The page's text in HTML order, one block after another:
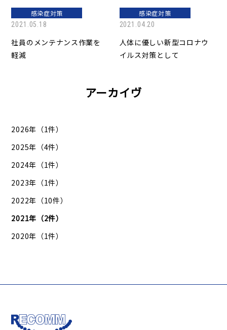
感染症対策
2021.05.18
社員のメンテナンス作業を
軽減
感染症対策
2021.04.20
人体に優しい新型コロナウ
イルス対策として
アーカイヴ
2026年（1件）
2025年（4件）
2024年（1件）
2023年（1件）
2022年（10件）
2021年（2件）
2020年（1件）